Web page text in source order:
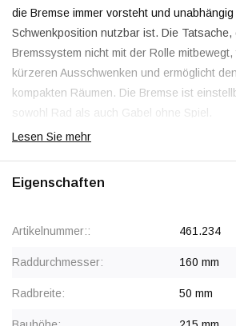
die Bremse immer vorsteht und
Schwenkposition nutzbar ist. Die
Bremssystem nicht mit der Rolle mitbewegt,
kürzeren Ausschwenken und ermöglicht
kompakten Räumen. Die Bremse ist
sowohl Rad als auch Gabel ohne Spiel.
Stoß- und schlagfest
Beanspruchung ausgelegt. Die
schweren
doppelte, gehärtete Kugellaufbahn, die an
Lesen Sie mehr
Eigenschaften
Artikelnummer:: 461.234
Raddurchmesser: 160 mm
Radbreite: 50 mm